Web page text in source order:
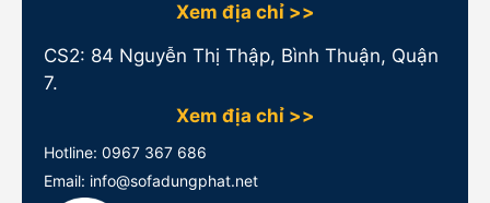
Xem địa chỉ >>
CS2: 84 Nguyễn Thị Thập, Bình Thuận, Quận
7.
Xem địa chỉ >>
Hotline: 0967 367 686
Email: info@sofadungphat.net